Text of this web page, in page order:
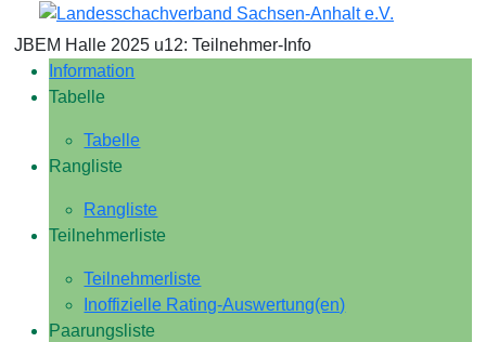
JBEM Halle 2025 u12: Teilnehmer-Info
Information
Tabelle
Tabelle
Rangliste
Rangliste
Teilnehmerliste
Teilnehmerliste
Inoffizielle Rating-Auswertung(en)
Paarungsliste